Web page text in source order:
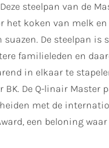
steelpan van de
het koken van melk
suazen. De steelpan is
familieleden en
in elkaar te
BK. De Q-linair Master
met de
een beloning